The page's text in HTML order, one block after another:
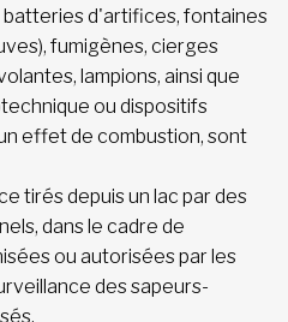
batteries d'artifices, fontaines
fumigènes, cierges
lampions, ainsi que
ou dispositifs
effet de combustion, sont
tirés depuis un lac par des
dans le cadre de
ou autorisées par les
des sapeurs-